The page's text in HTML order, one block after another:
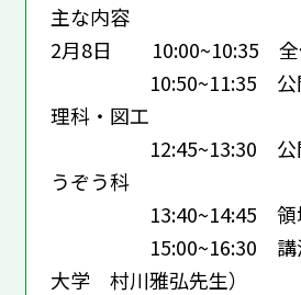
主な内容
2月8日 10:00~10:35 全
10:50~11:35 公開
理科・図工
12:45~13:30 公開
うぞう科
13:40~14:45 領域
15:00~16:30 講演
大学 村川雅弘先生）